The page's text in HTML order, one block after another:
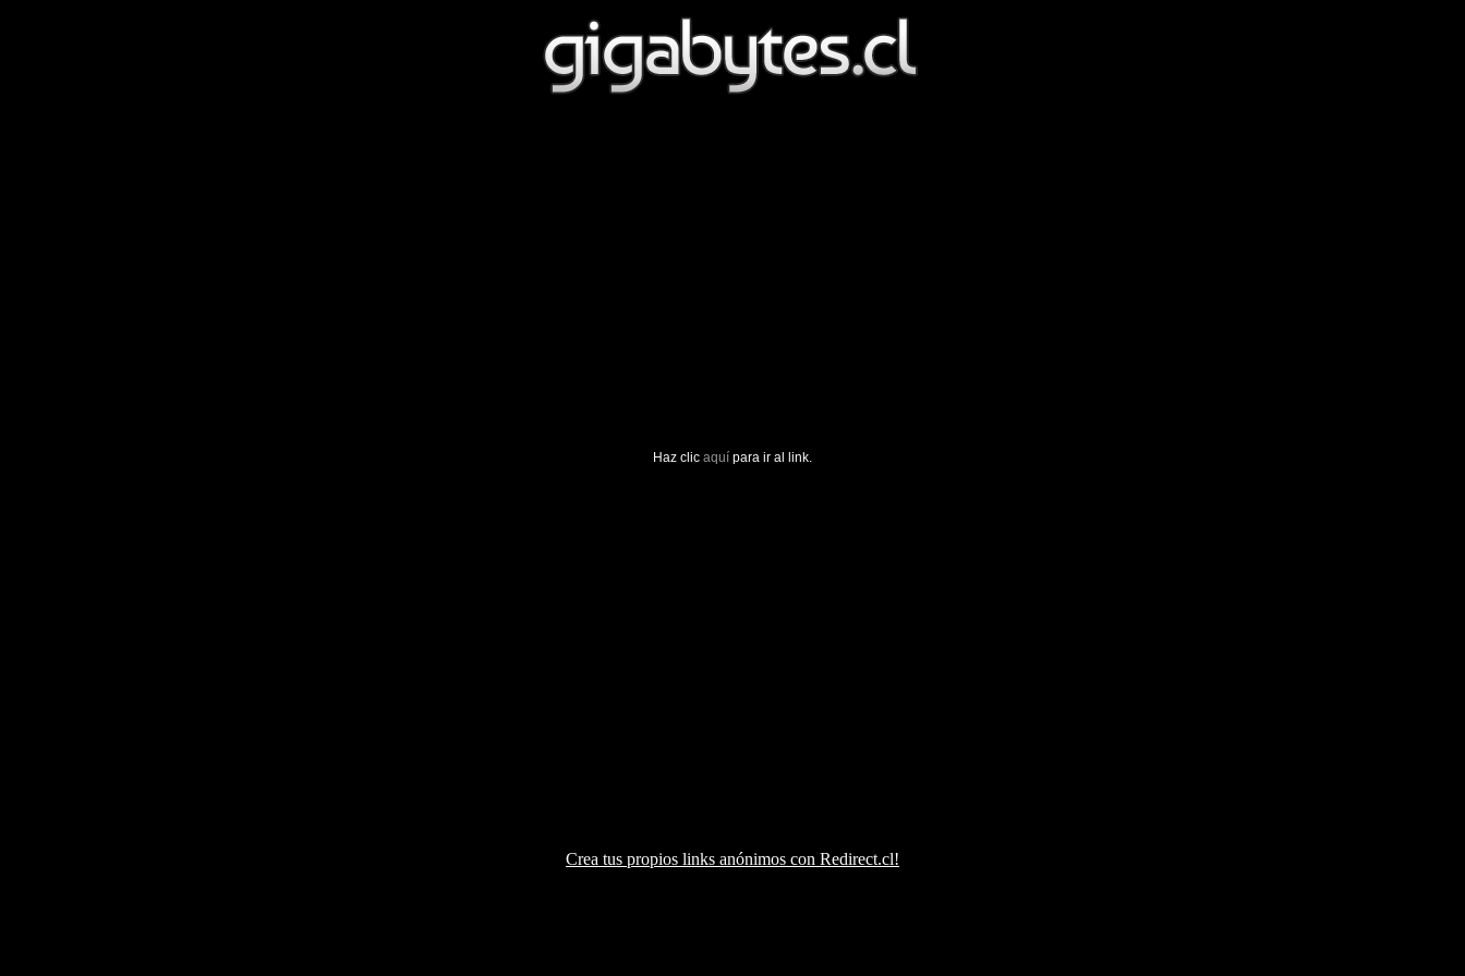
Haz clic aquí para ir al link.
Crea tus propios links anónimos con Redirect.cl!